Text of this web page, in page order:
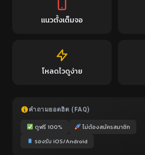
แนวตั้งเต็มจอ
โหลดไวดูง่าย
คำถามยอดฮิต (FAQ)
ดูฟรี 100%
ไม่ต้องสมัครสมาชิก
รองรับ iOS/Android